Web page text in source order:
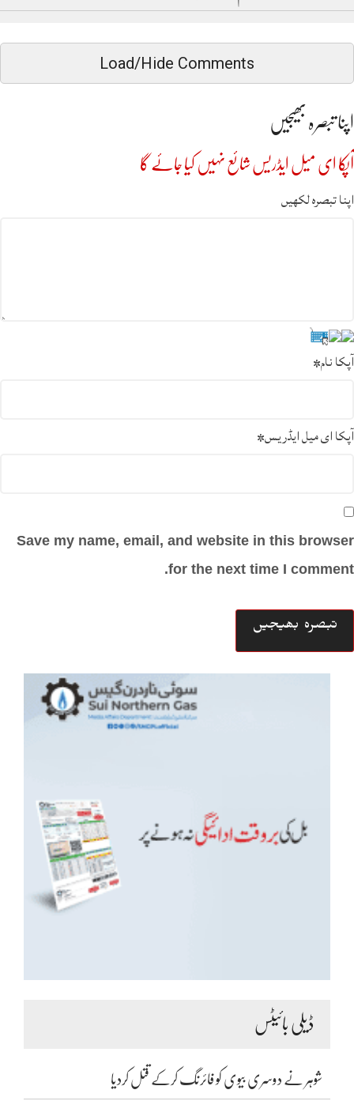
Load/Hide Comments
اپنا تبصرہ بھیجیں
آپکا ای میل ایڈریس شائع نہیں کیا جائے گا
اپنا تبصرہ لکھیں
آپکا نام*
آپکا ای میل ایڈریس*
Save my name, email, and website in this browser
for the next time I comment.
ڈیلی بائیٹس
شوہر نے دوسری بیوی کو فائرنگ کرکے قتل کردیا